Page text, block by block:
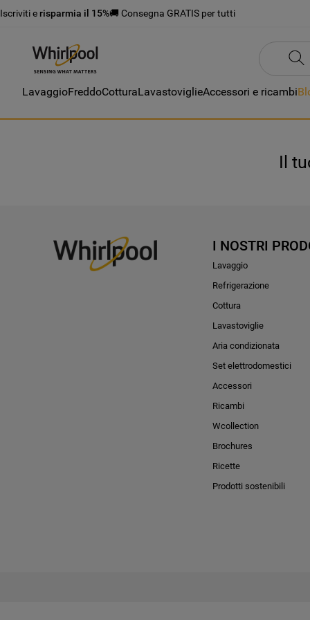
Iscriviti e risparmia il 15%🚚 Consegna GRATIS per tutti
LavaggioFreddoCotturaLavastoviglieAccessori e ricambi
Il
I NOSTRI
Lavaggio
Refrigerazione
Cottura
Lavastoviglie
Aria condizionata
Set elettrodomestici
Accessori
Ricambi
Wcollection
Brochures
Ricette
Prodotti sostenibili